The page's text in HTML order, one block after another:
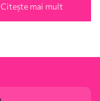
Citește mai mult